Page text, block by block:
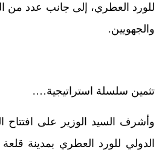
للورد العطري، إلى جانب عدد من
والجهويين.
تثمين سلسلة استراتيجية….
الدولي للورد العطري بمدينة